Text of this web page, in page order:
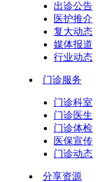
出诊公告
医护推介
复大动态
媒体报道
行业动态
门诊服务
门诊科室
门诊医生
门诊体检
医保宣传
门诊动态
分享资源